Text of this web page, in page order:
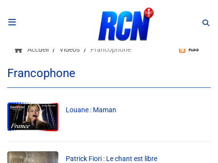
RADIO
Podcasts
Programmes
Equipe
Faire un don
Evènements
Accueil Vidéos Francophone RSS
Francophone
Louane : Maman
Patrick Fiori : Le chant est libre